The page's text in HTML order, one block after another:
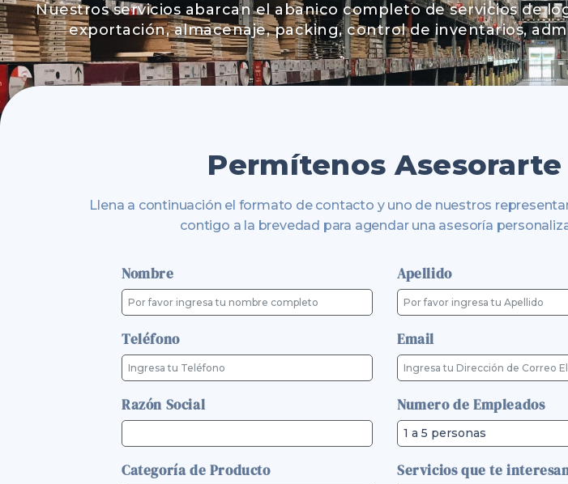
Nuestros servicios abarcan el abanico completo de servicios de
exportación, almacenaje, packing, control de inventarios,
Permítenos Asesorarte
Llena a continuación el formato de contacto y uno de nuestros
contigo a la brevedad para agendar una asesoría
Nombre Apellido
Teléfono Email
Razón Social Numero de Empleados
Categoría de Producto Servicios que te